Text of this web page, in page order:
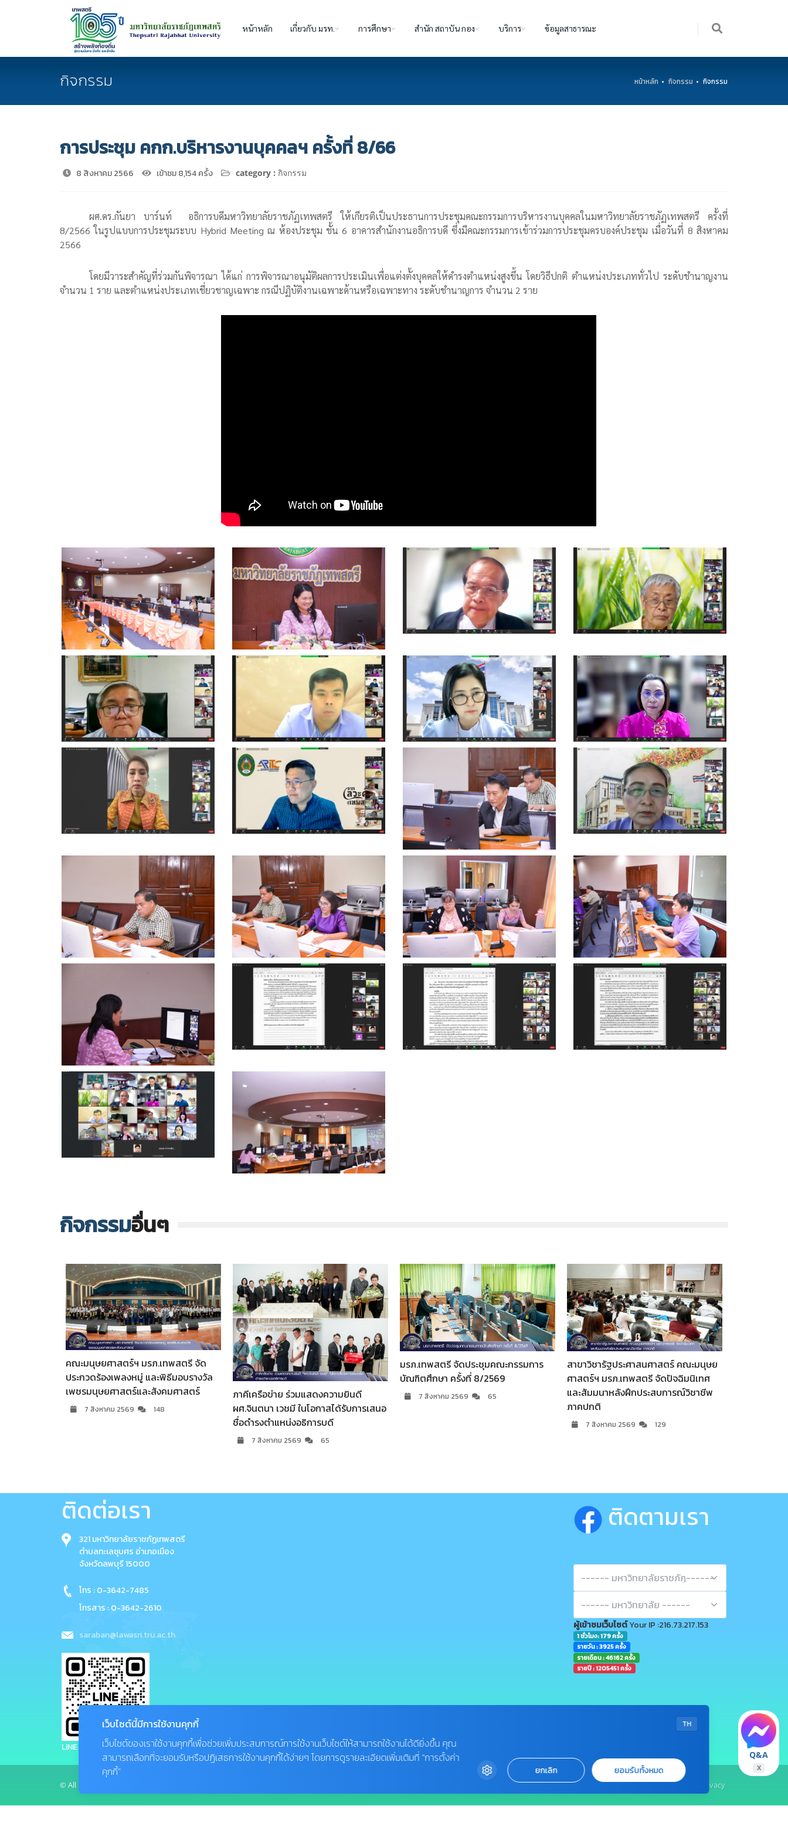
หน้าหลัก เกี่ยวกับ มรท. การศึกษา สำนัก สถาบัน กอง บริการ ข้อมูลสาธารณะ
กิจกรรม หน้าหลัก กิจกรรม กิจกรรม
การประชุม คกก.บริหารงานบุคคลฯ ครั้งที่ 8/66
8 สิงหาคม 2566 เข้าชม 8,154 ครั้ง category : กิจกรรม
ผศ.ดร.กันยา บาร์นท์ อธิการบดีมหาวิทยาลัยราชภัฏเทพสตรี ให้เกียรติเป็นประธานการประชุมคณะกรรมการบริหารงานบุคคลในมหาวิทยาลัยราชภัฏเทพสตรี ครั้งที่
8/2566 ในรูปแบบการประชุมระบบ Hybrid Meeting ณ ห้องประชุม ชั้น 6 อาคารสำนักงานอธิการบดี ซึ่งมีคณะกรรมการเข้าร่วมการประชุมครบองค์ประชุม เมื่อวันที่ 8 สิงหาคม
2566
โดยมีวาระสำคัญที่ร่วมกันพิจารณา ได้แก่ การพิจารณาอนุมัติผลการประเมินเพื่อแต่งตั้งบุคคลให้ดำรงตำแหน่งสูงขึ้น โดยวิธีปกติ ตำแหน่งประเภททั่วไป ระดับชำนาญงาน
จำนวน 1 ราย และตำแหน่งประเภทเชี่ยวชาญเฉพาะ กรณีปฏิบัติงานเฉพาะด้านหรือเฉพาะทาง ระดับชำนาญการ จำนวน 2 ราย
กิจกรรมอื่นๆ
ภาคีเครือข่าย ร่วมแสดงความยินดี
ผศ.จินตนา เวชมี ในโอกาสได้รับการเสนอ
มรภ.เทพสตรี จัดประชุมคณะกรรมการ
บัณฑิตศึกษา ครั้งที่ 8/2569
7 สิงหาคม 2569 65
สาขาวิชารัฐประศาสนศาสตร์ คณะมนุษย
ศาสตร์ฯ มรภ.เทพสตรี จัดปัจฉิมนิเทศ
และสัมมนาหลังฝึกประสบการณ์วิชาชีพ
มรภ.เทพสตรี ร่วมพิธีบำเพ็ญกุศลและวาง
พวงมาลาถวายสักการะ พระบิดาแห่ง
กฎหมายไทย เนื่องในวันรพี ประจำปี 2569
7 สิงหาคม 2569 56
ติดต่อเรา
321 มหาวิทยาลัยราชภัฏเทพสตรี
ตำบลทะเลชุบศร อำเภอเมือง
จังหวัดลพบุรี 15000
โทร : 0-3642-7485
โทรสาร : 0-3642-2610
saraban@lawasri.tru.ac.th
LINE : @thepsatri.tru
ติดตามเรา
ผู้เข้าชมเว็บไซต์Your IP :216.73.217.153
1 ชั่วโมง: 179 ครั้ง
รายวัน : 3925 ครั้ง
รายเดือน : 46162 ครั้ง
รายปี : 1205451 ครั้ง
• Sitemap • Terms & Conditions Privacy
© All Rights Reserved, Company LTD
Q&A
X
TH
เว็บไซต์นี้มีการใช้งานคุกกี้
เว็บไซต์ของเราใช้งานคุกกี้เพื่อช่วยเพิ่มประสบการณ์การใช้งานเว็บไซต์ให้สามารถใช้งานได้ดียิ่งขึ้น คุณ
สามารถเลือกที่จะยอมรับหรือปฏิเสธการใช้งานคุกกี้ได้ง่ายๆ โดยการดูรายละเอียดเพิ่มเติมที่ “การตั้งค่า
คุกกี้”
ยกเลิก ยอมรับทั้งหมด